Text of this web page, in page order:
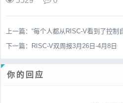
上一篇： “每个人都从RISC-V看到了控制
下一篇：
RISC-V双周报3月26日-4月8日
你的回应